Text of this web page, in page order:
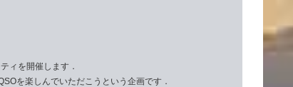
ィを開催します．
を楽しんでいただこうという企画です．